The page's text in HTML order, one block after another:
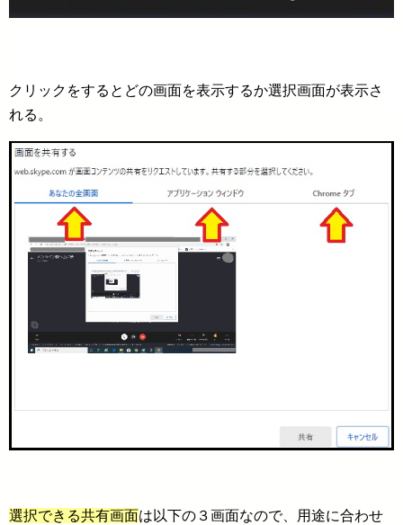
クリックをするとどの画面を表示するか選択画面が表示さ
れる。
選択できる共有画面は以下の３画面なので、用途に合わせ